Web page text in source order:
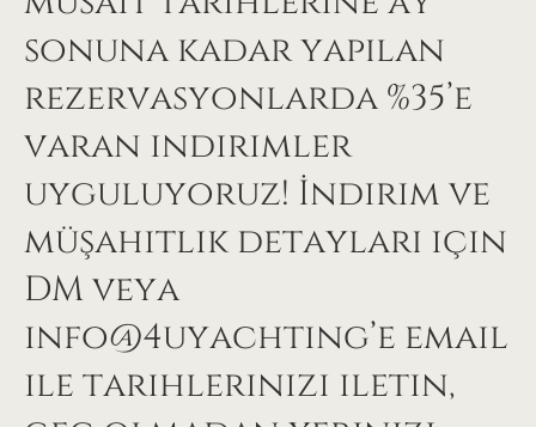
sonuna kadar yapılan
rezervasyonlarda %35’e
varan indirimler
uyguluyoruz! İndirim ve
müşahitlik detayları için
DM veya
info@4uyachting’e email
ile tarihlerinizi iletin,